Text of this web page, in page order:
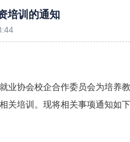
培训的通知
业协会校企合作委员会为培养
关培训。现将相关事项通知如下